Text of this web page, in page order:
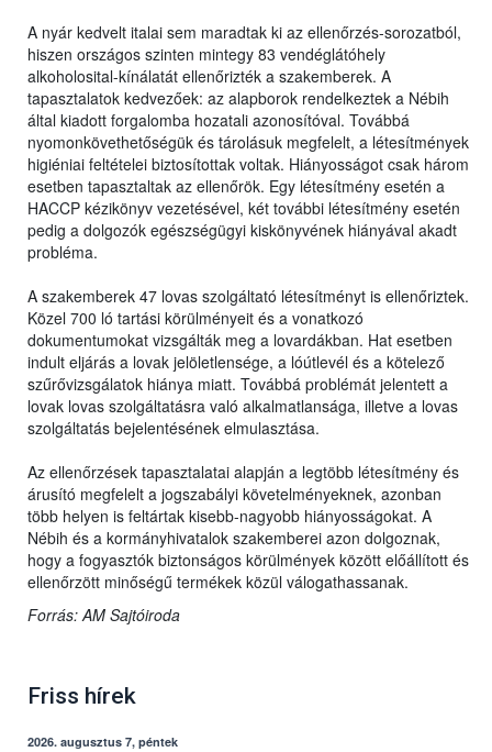
A nyár kedvelt italai sem maradtak ki az ellenőrzés-sorozatból,
hiszen országos szinten mintegy 83 vendéglátóhely
alkoholosital-kínálatát ellenőrizték a szakemberek. A
tapasztalatok kedvezőek: az alapborok rendelkeztek a Nébih
által kiadott forgalomba hozatali azonosítóval. Továbbá
nyomonkövethetőségük és tárolásuk megfelelt, a létesítmények
higiéniai feltételei biztosítottak voltak. Hiányosságot csak három
esetben tapasztaltak az ellenőrök. Egy létesítmény esetén a
HACCP kézikönyv vezetésével, két további létesítmény esetén
pedig a dolgozók egészségügyi kiskönyvének hiányával akadt
probléma.
A szakemberek 47 lovas szolgáltató létesítményt is ellenőriztek.
Közel 700 ló tartási körülményeit és a vonatkozó
dokumentumokat vizsgálták meg a lovardákban. Hat esetben
indult eljárás a lovak jelöletlensége, a lóútlevél és a kötelező
szűrővizsgálatok hiánya miatt. Továbbá problémát jelentett a
lovak lovas szolgáltatásra való alkalmatlansága, illetve a lovas
szolgáltatás bejelentésének elmulasztása.
Az ellenőrzések tapasztalatai alapján a legtöbb létesítmény és
árusító megfelelt a jogszabályi követelményeknek, azonban
több helyen is feltártak kisebb-nagyobb hiányosságokat. A
Nébih és a kormányhivatalok szakemberei azon dolgoznak,
hogy a fogyasztók biztonságos körülmények között előállított és
ellenőrzött minőségű termékek közül válogathassanak.
Forrás: AM Sajtóiroda
Friss hírek
2026. augusztus 7, péntek